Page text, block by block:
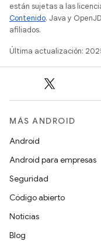
están sujetas a las
Contenido. Java y
afiliados.
Última actualización:
MÁS ANDROID
Android
Android para empresas
Seguridad
Código abierto
Noticias
Blog